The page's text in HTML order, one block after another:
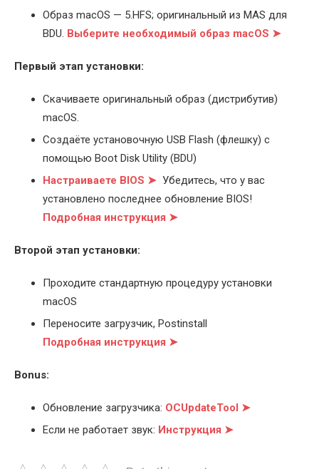
Образ macOS — 5.HFS; оригинальный из MAS для
BDU. Выберите необходимый образ macOS ➤
Первый этап установки:
Скачиваете оригинальный образ (дистрибутив)
macOS.
Создаёте установочную USB Flash (флешку) с
помощью Boot Disk Utility (BDU)
Настраиваете BIOS ➤ Убедитесь, что у вас
установлено последнее обновление BIOS!
Подробная инструкция ➤
Второй этап установки:
Проходите стандартную процедуру установки
macOS
Переносите загрузчик, Postinstall
Подробная инструкция ➤
Bonus:
Обновление загрузчика: OCUpdateTool ➤
Если не работает звук: Инструкция ➤